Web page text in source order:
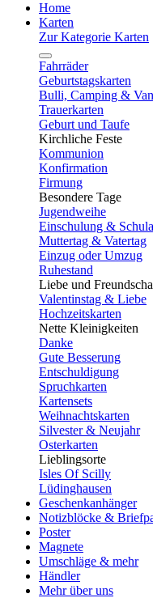
Home
Karten
Zur Kategorie Karten
Fahrräder
Geburtstagskarten
Bulli, Camping &
Trauerkarten
Geburt und Taufe
Kirchliche Feste
Kommunion
Konfirmation
Firmung
Besondere Tage
Jugendweihe
Einschulung &
Muttertag & Vatertag
Einzug oder Umzug
Ruhestand
Liebe und
Valentinstag & Liebe
Hochzeitskarten
Nette Kleinigkeiten
Danke
Gute Besserung
Entschuldigung
Spruchkarten
Kartensets
Weihnachtskarten
Silvester & Neujahr
Osterkarten
Lieblingsorte
Isles Of Scilly
Lüdinghausen
Geschenkanhänger
Notizblöcke &
Poster
Magnete
Umschläge & mehr
Händler
Mehr über uns